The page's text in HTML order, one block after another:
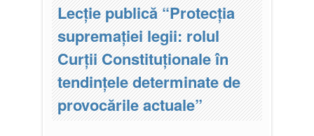
Lecţie publică “Protecţia
supremaţiei legii: rolul
Curţii Constituţionale în
tendinţele determinate de
provocările actuale”